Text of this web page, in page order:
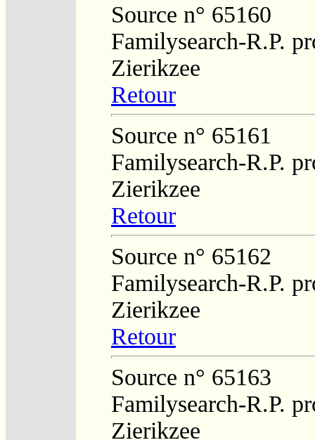
Source n° 65160
Familysearch-R.P.
Zierikzee
Retour
Source n° 65161
Familysearch-R.P.
Zierikzee
Retour
Source n° 65162
Familysearch-R.P.
Zierikzee
Retour
Source n° 65163
Familysearch-R.P.
Zierikzee